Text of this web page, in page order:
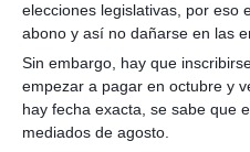
elecciones legislativas, por eso
abono y así no dañarse en las
Sin embargo, hay que
empezar a pagar en octubre y
hay fecha exacta, se sabe que
mediados de agosto.